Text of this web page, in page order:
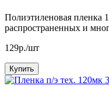
Полиэтиленовая пленка
распространенных и
129р./шт
Купить